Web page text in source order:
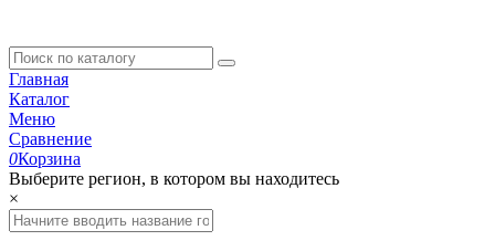
Главная
Каталог
Меню
Сравнение
0Корзина
Выберите регион, в котором вы находитесь
×